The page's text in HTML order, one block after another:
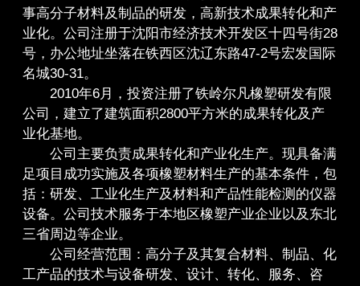
事高分子材料及制品的研发，高新技术成果转化和产
业化。公司注册于沈阳市经济技术开发区十四号街28
号，办公地址坐落在铁西区沈辽东路47-2号宏发国际
名城30-31。
2010年6月，投资注册了铁岭尔凡橡塑研发有限
公司，建立了建筑面积2800平方米的成果转化及产
业化基地。
公司主要负责成果转化和产业化生产。现具备满
足项目成功实施及各项橡塑材料生产的基本条件，包
括：研发、工业化生产及材料和产品性能检测的仪器
设备。公司技术服务于本地区橡塑产业企业以及东北
三省周边等企业。
公司经营范围：高分子及其复合材料、制品、化
工产品的技术与设备研发、设计、转化、服务、咨